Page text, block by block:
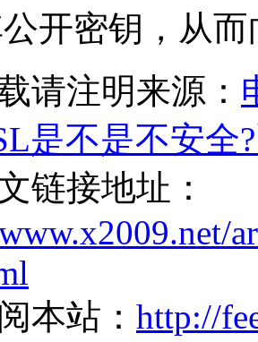
开密钥，从
请注明来源：
是不是不安全
链接地址：
本站： http://